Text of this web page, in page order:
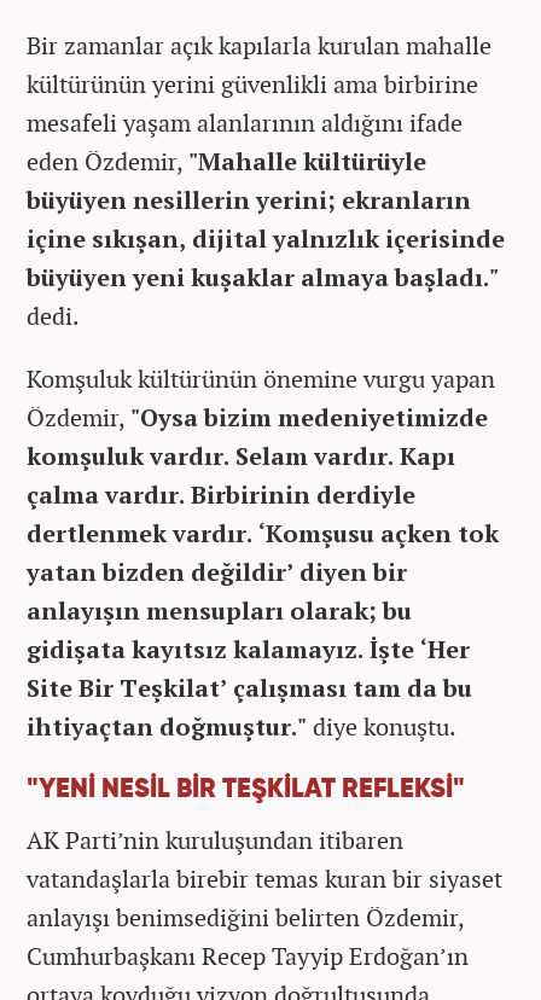
Bir zamanlar açık kapılarla kurulan mahalle
kültürünün yerini güvenlikli ama birbirine
mesafeli yaşam alanlarının aldığını ifade
eden Özdemir, "Mahalle kültürüyle
büyüyen nesillerin yerini; ekranların
içine sıkışan, dijital yalnızlık içerisinde
büyüyen yeni kuşaklar almaya başladı."
dedi.
Komşuluk kültürünün önemine vurgu yapan
Özdemir, "Oysa bizim medeniyetimizde
komşuluk vardır. Selam vardır. Kapı
çalma vardır. Birbirinin derdiyle
dertlenmek vardır. ‘Komşusu açken tok
yatan bizden değildir’ diyen bir
anlayışın mensupları olarak; bu
gidişata kayıtsız kalamayız. İşte ‘Her
Site Bir Teşkilat’ çalışması tam da bu
ihtiyaçtan doğmuştur." diye konuştu.
"YENİ NESİL BİR TEŞKİLAT REFLEKSİ"
AK Parti’nin kuruluşundan itibaren
vatandaşlarla birebir temas kuran bir siyaset
anlayışı benimsediğini belirten Özdemir,
Cumhurbaşkanı Recep Tayyip Erdoğan’ın